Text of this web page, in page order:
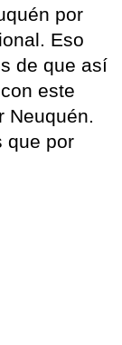
por
Eso
de que así
este
Neuquén.
que por